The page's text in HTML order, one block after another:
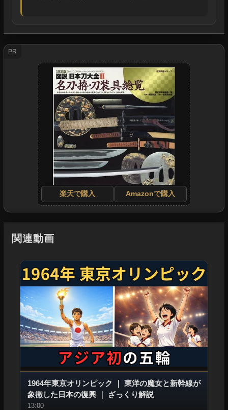
PR
楽天で購入 Amazonで購入
関連動画
1964年東京オリンピック ｜ 東洋の魔女と新幹線が
象徴した日本の復興｜ ざっくり解説
13:00